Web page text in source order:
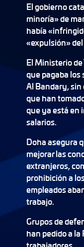
El gobierno
minoría» de
había
«expulsión»
El Ministerio
que pagaba los
Al Bandary, sin
que han
que ya está en
salarios.
Doha asegura
mejorar las
extranjeros,
prohibición a
empleados
trabajo.
Grupos de
han pedido a la